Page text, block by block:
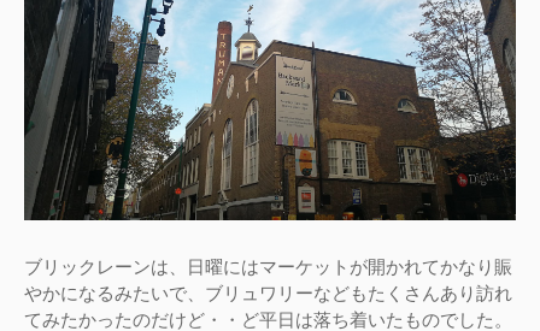
ブリックレーンは、日曜にはマーケットが開かれてかなり賑
やかになるみたいで、ブリュワリーなどもたくさんあり訪れ
てみたかったのだけど・・ど平日は落ち着いたものでした。